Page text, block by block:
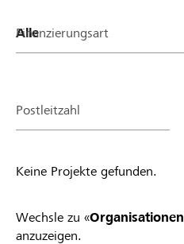
Finanzierungsart
Postleitzahl
Keine Projekte gefunden.
Wechsle zu «Organisationen
anzuzeigen.